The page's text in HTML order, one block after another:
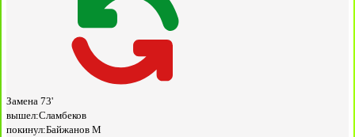
Замена 73'
вышел:Сламбеков
покинул:Байжанов М